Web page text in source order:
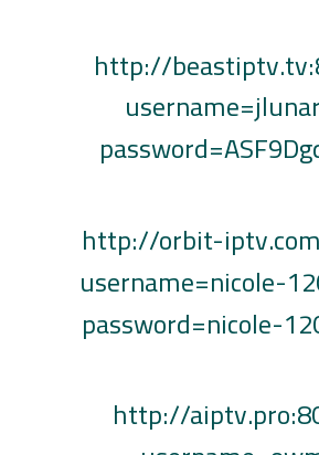
http://
http://orbit-
username=nicole-
password=nicole-
http://